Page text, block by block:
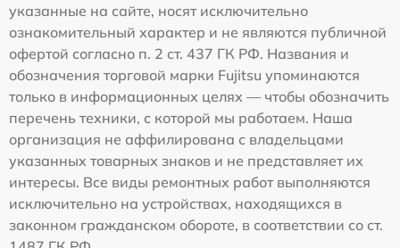
указанные на сайте, носят исключительно
ознакомительный характер и не являются публичной
офертой согласно п. 2 ст. 437 ГК РФ. Названия и
обозначения торговой марки Fujitsu упоминаются
только в информационных целях — чтобы обозначить
перечень техники, с которой мы работаем. Наша
организация не аффилирована с владельцами
указанных товарных знаков и не представляет их
интересы. Все виды ремонтных работ выполняются
исключительно на устройствах, находящихся в
законном гражданском обороте, в соответствии со ст.